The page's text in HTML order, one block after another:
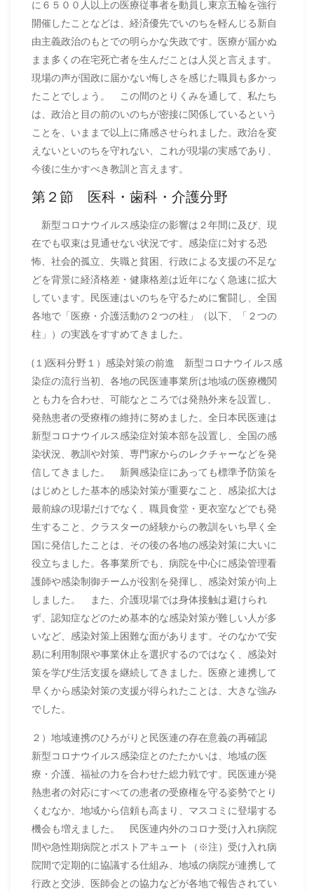
に６５００人以上の医療従事者を動員し東京五輪を強行
開催したことなどは、経済優先でいのちを軽んじる新自
由主義政治のもとでの明らかな失政です。医療が届かぬ
まま多くの在宅死亡者を生んだことは人災と言えます。
現場の声が国政に届かない悔しさを感じた職員も多かっ
たことでしょう。 この間のとりくみを通して、私たち
は、政治と目の前のいのちが密接に関係しているという
ことを、いままで以上に痛感させられました。政治を変
えないといのちを守れない、これが現場の実感であり、
今後に生かすべき教訓と言えます。
第２節 医科・歯科・介護分野
新型コロナウイルス感染症の影響は２年間に及び、現
在でも収束は見通せない状況です。感染症に対する恐
怖、社会的孤立、失職と貧困、行政による支援の不足な
どを背景に経済格差・健康格差は近年になく急速に拡大
しています。民医連はいのちを守るために奮闘し、全国
各地で「医療・介護活動の２つの柱」（以下、「２つの
柱」）の実践をすすめてきました。
(１)医科分野１）感染対策の前進 新型コロナウイルス感
染症の流行当初、各地の民医連事業所は地域の医療機関
とも力を合わせ、可能なところでは発熱外来を設置し、
発熱患者の受療権の維持に努めました。全日本民医連は
新型コロナウイルス感染症対策本部を設置し、全国の感
染状況、教訓や対策、専門家からのレクチャーなどを発
信してきました。 新興感染症にあっても標準予防策を
はじめとした基本的感染対策が重要なこと、感染拡大は
最前線の現場だけでなく、職員食堂・更衣室などでも発
生すること、クラスターの経験からの教訓をいち早く全
国に発信したことは、その後の各地の感染対策に大いに
役立ちました。各事業所でも、病院を中心に感染管理看
護師や感染制御チームが役割を発揮し、感染対策が向上
しました。 また、介護現場では身体接触は避けられ
ず、認知症などのため基本的な感染対策が難しい人が多
いなど、感染対策上困難な面があります。そのなかで安
易に利用制限や事業休止を選択するのではなく、感染対
策を学び生活支援を継続してきました。医療と連携して
早くから感染対策の支援が得られたことは、大きな強み
でした。
２）地域連携のひろがりと民医連の存在意義の再確認
新型コロナウイルス感染症とのたたかいは、地域の医
療・介護、福祉の力を合わせた総力戦です。民医連が発
熱患者の対応にすべての患者の受療権を守る姿勢でとり
くむなか、地域から信頼も高まり、マスコミに登場する
機会も増えました。 民医連内外のコロナ受け入れ病院
間や急性期病院とポストアキュート（※注）受け入れ病
院間で定期的に協議する仕組み、地域の病院が連携して
行政と交渉、医師会との協力などが各地で報告されてい